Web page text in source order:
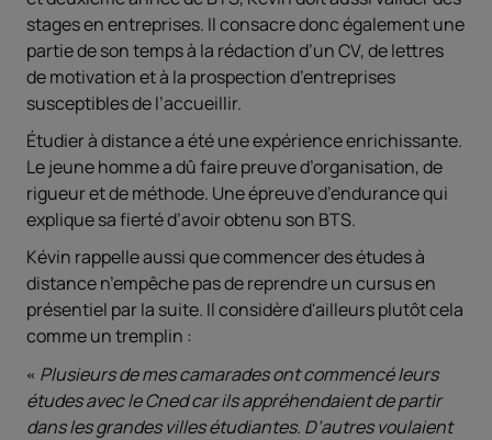
stages en entreprises. Il consacre donc également une
partie de son temps à la rédaction d’un CV, de lettres
de motivation et à la prospection d’entreprises
susceptibles de l’accueillir.
Étudier à distance a été une expérience enrichissante.
Le jeune homme a dû faire preuve d’organisation, de
rigueur et de méthode. Une épreuve d’endurance qui
explique sa fierté d’avoir obtenu son BTS.
Kévin rappelle aussi que commencer des études à
distance n’empêche pas de reprendre un cursus en
présentiel par la suite. Il considère d'ailleurs plutôt cela
comme un tremplin :
Plusieurs de mes camarades ont commencé leurs
études avec le Cned car ils appréhendaient de partir
dans les grandes villes étudiantes. D’autres voulaient